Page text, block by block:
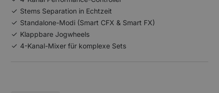
Stems Separation in Echtzeit
Standalone-Modi (Smart CFX & Smart FX)
Klappbare Jogwheels
4-Kanal-Mixer für komplexe Sets